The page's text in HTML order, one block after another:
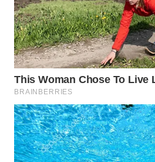
KARAWANG
WN
BEKASI
WN
BOGOR
WN
DEPOK